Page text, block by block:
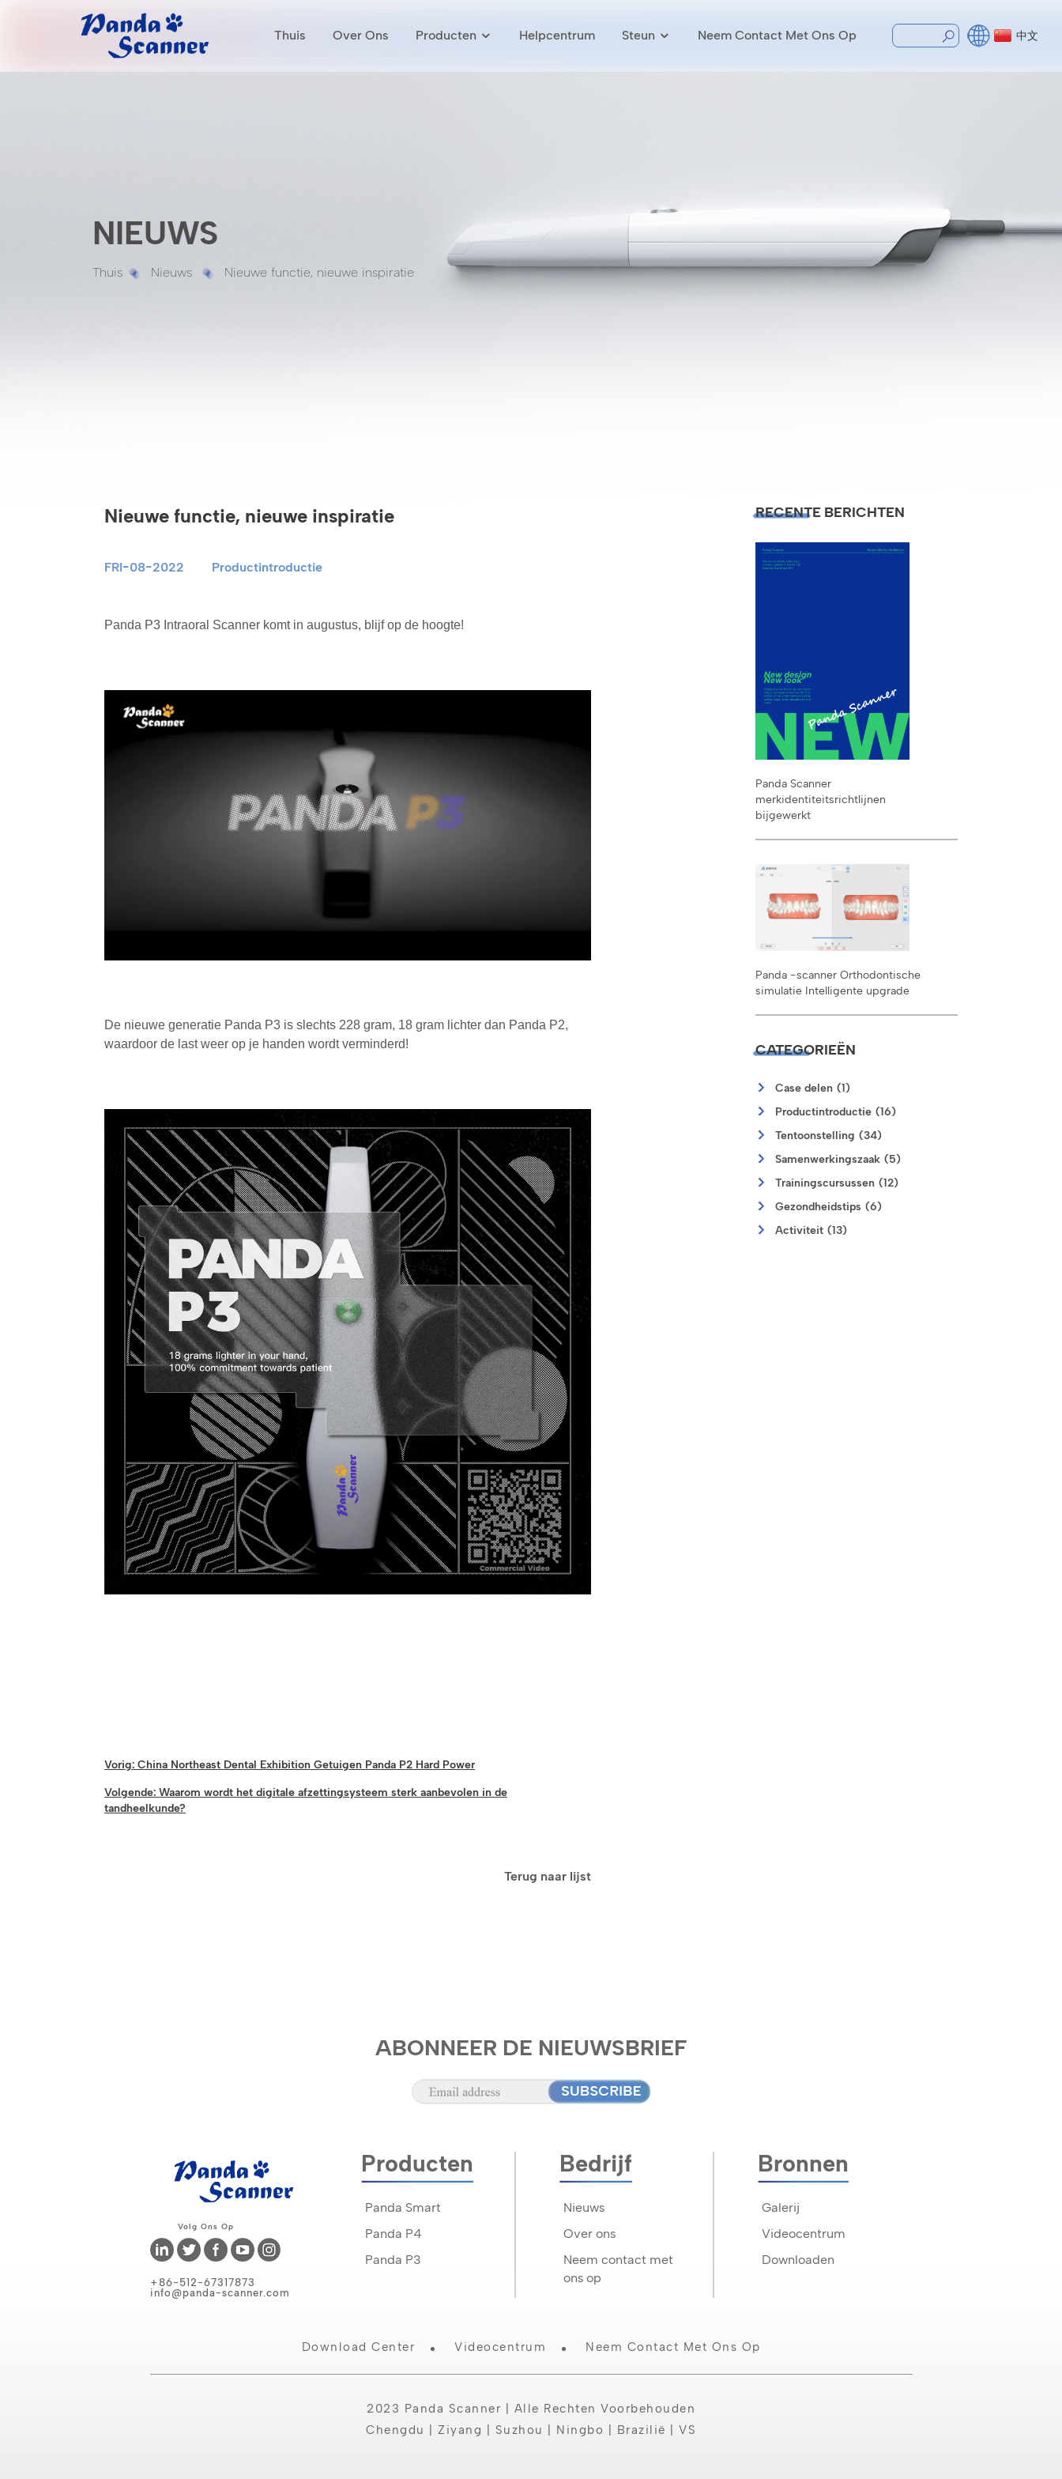
Thuis Over Ons Producten Helpcentrum Steun Neem Contact Met Ons Op 中文
NIEUWS
Thuis Nieuws Nieuwe functie, nieuwe inspiratie
Nieuwe functie, nieuwe inspiratie
FRI-08-2022 Productintroductie
Panda P3 Intraoral Scanner komt in augustus, blijf op de hoogte!
De nieuwe generatie Panda P3 is slechts 228 gram, 18 gram lichter dan Panda P2,
waardoor de last weer op je handen wordt verminderd!
Vorig: China Northeast Dental Exhibition Getuigen Panda P2 Hard Power
Volgende: Waarom wordt het digitale afzettingsysteem sterk aanbevolen in de
tandheelkunde?
Terug naar lijst
RECENTE BERICHTEN
Panda Scanner
merkidentiteitsrichtlijnen
bijgewerkt
Panda -scanner Orthodontische
simulatie Intelligente upgrade
CATEGORIEËN
Case delen (1)
Productintroductie (16)
Tentoonstelling (34)
Samenwerkingszaak (5)
Trainingscursussen (12)
Gezondheidstips (6)
Activiteit (13)
ABONNEER DE NIEUWSBRIEF
Volg Ons Op
+86-512-67317873
info@panda-scanner.com
Producten
Panda Smart
Panda P4
Panda P3
Bedrijf
Nieuws
Over ons
Neem contact met
ons op
Bronnen
Galerij
Videocentrum
Downloaden
Download Center Videocentrum Neem Contact Met Ons Op
2023 Panda Scanner | Alle Rechten Voorbehouden
Chengdu | Ziyang | Suzhou | Ningbo | Brazilië | VS